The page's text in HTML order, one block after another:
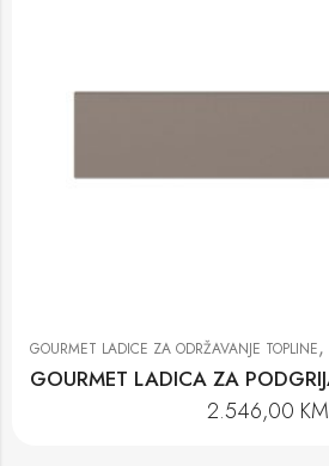
GOURMET LADICE ZA ODRŽAVANJE TOPLINE,
2.546,00 KM